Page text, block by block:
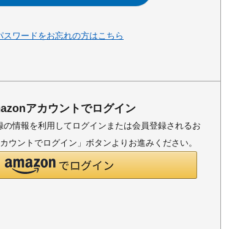
スワードをお忘れの方はこちら
アカウントでログイン
情報を利用してログインまたは会員登録されるお
ウントでログイン」ボタンよりお進みください。